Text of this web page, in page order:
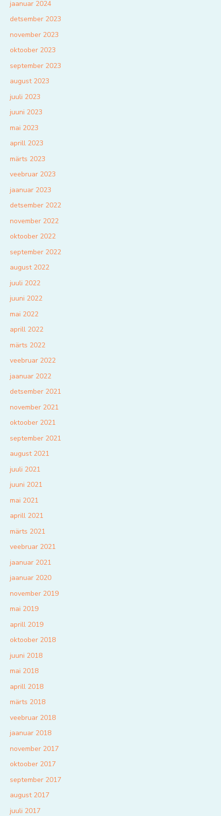
jaanuar 2024
detsember 2023
november 2023
oktoober 2023
september 2023
august 2023
juuli 2023
juuni 2023
mai 2023
aprill 2023
märts 2023
veebruar 2023
jaanuar 2023
detsember 2022
november 2022
oktoober 2022
september 2022
august 2022
juuli 2022
juuni 2022
mai 2022
aprill 2022
märts 2022
veebruar 2022
jaanuar 2022
detsember 2021
november 2021
oktoober 2021
september 2021
august 2021
juuli 2021
juuni 2021
mai 2021
aprill 2021
märts 2021
veebruar 2021
jaanuar 2021
jaanuar 2020
november 2019
mai 2019
aprill 2019
oktoober 2018
juuni 2018
mai 2018
aprill 2018
märts 2018
veebruar 2018
jaanuar 2018
november 2017
oktoober 2017
september 2017
august 2017
juuli 2017